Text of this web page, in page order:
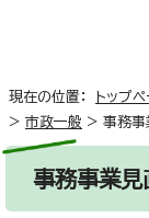
現在の位置： トップ
> 市政一般 > 事務
事務事業